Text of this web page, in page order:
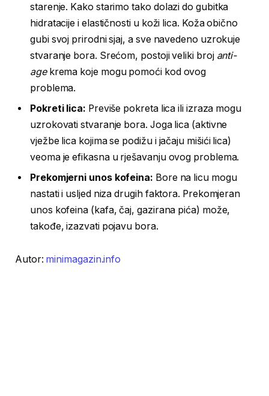
starenje. Kako starimo tako dolazi do gubitka
hidratacije i elastičnosti u koži lica. Koža obično
gubi svoj prirodni sjaj, a sve navedeno uzrokuje
stvaranje bora. Srećom, postoji veliki broj anti-
age krema koje mogu pomoći kod ovog
problema.
Pokreti lica: Previše pokreta lica ili izraza mogu
uzrokovati stvaranje bora. Joga lica (aktivne
vježbe lica kojima se podižu i jačaju mišići lica)
veoma je efikasna u rješavanju ovog problema.
Prekomjerni unos kofeina: Bore na licu mogu
nastati i usljed niza drugih faktora. Prekomjeran
unos kofeina (kafa, čaj, gazirana pića) može,
takođe, izazvati pojavu bora.
Autor: minimagazin.info